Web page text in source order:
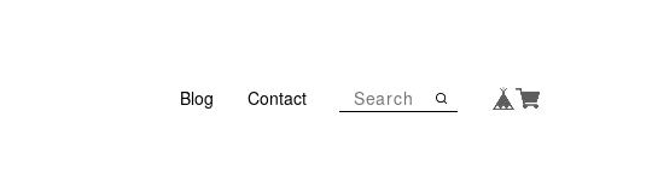
Blog Contact